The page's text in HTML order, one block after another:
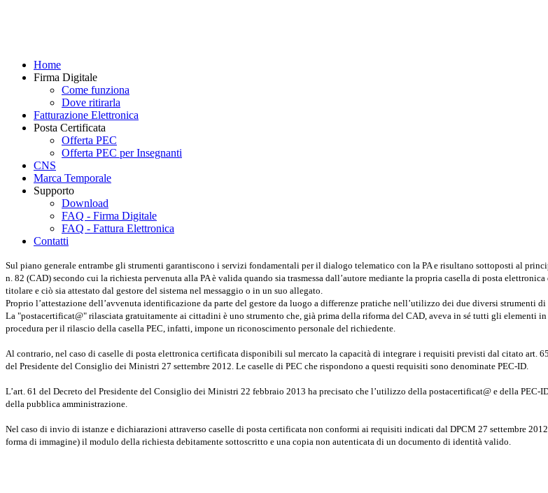
Home
Firma Digitale
Come funziona
Dove ritirarla
Fatturazione Elettronica
Posta Certificata
Offerta PEC
Offerta PEC per Insegnanti
CNS
Marca Temporale
Supporto
Download
FAQ - Firma Digitale
FAQ - Fattura Elettronica
Contatti
Sul piano generale entrambe gli strumenti garantiscono i servizi fondamentali per il dialogo telematico con la PA e risultano sottoposti al
n. 82 (CAD) secondo cui la richiesta pervenuta alla PA è valida quando sia trasmessa dall’autore mediante la propria casella di posta
titolare e ciò sia attestato dal gestore del sistema nel messaggio o in un suo allegato.
Proprio l’attestazione dell’avvenuta identificazione da parte del gestore da luogo a differenze pratiche nell’utilizzo dei due diversi strumenti
La "postacertificat@" rilasciata gratuitamente ai cittadini è uno strumento che, già prima della riforma del CAD, aveva in sé tutti gli elementi
procedura per il rilascio della casella PEC, infatti, impone un riconoscimento personale del richiedente.
Al contrario, nel caso di caselle di posta elettronica certificata disponibili sul mercato la capacità di integrare i requisiti previsti dal citato art.
del Presidente del Consiglio dei Ministri 27 settembre 2012. Le caselle di PEC che rispondono a questi requisiti sono denominate PEC-ID.
L’art. 61 del Decreto del Presidente del Consiglio dei Ministri 22 febbraio 2013 ha precisato che l’utilizzo della postacertificat@ e della
della pubblica amministrazione.
Nel caso di invio di istanze e dichiarazioni attraverso caselle di posta certificata non conformi ai requisiti indicati dal DPCM 27 settembre
forma di immagine) il modulo della richiesta debitamente sottoscritto e una copia non autenticata di un documento di identità valido.